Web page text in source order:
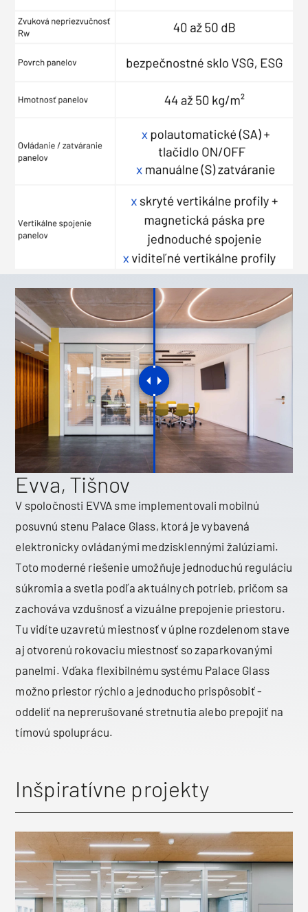
Evva, Tišnov
V spoločnosti EVVA sme implementovali mobilnú
posuvnú stenu Palace Glass, ktorá je vybavená
elektronicky ovládanými medzisklennými žalúziami.
Toto moderné riešenie umožňuje jednoduchú reguláciu
súkromia a svetla podľa aktuálnych potrieb, pričom sa
zachováva vzdušnosť a vizuálne prepojenie priestoru.
Tu vidíte uzavretú miestnosť v úplne rozdelenom stave
aj otvorenú rokovaciu miestnosť so zaparkovanými
panelmi. Vďaka flexibilnému systému Palace Glass
možno priestor rýchlo a jednoducho prispôsobiť -
oddeliť na neprerušované stretnutia alebo prepojiť na
tímovú spoluprácu.
Inšpiratívne projekty